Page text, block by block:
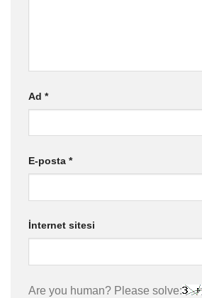
Ad *
E-posta *
İnternet sitesi
Are you human? Please solve: